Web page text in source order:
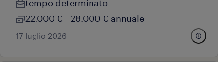
tempo determinato
22.000 € - 28.000 € annuale
17 luglio 2026